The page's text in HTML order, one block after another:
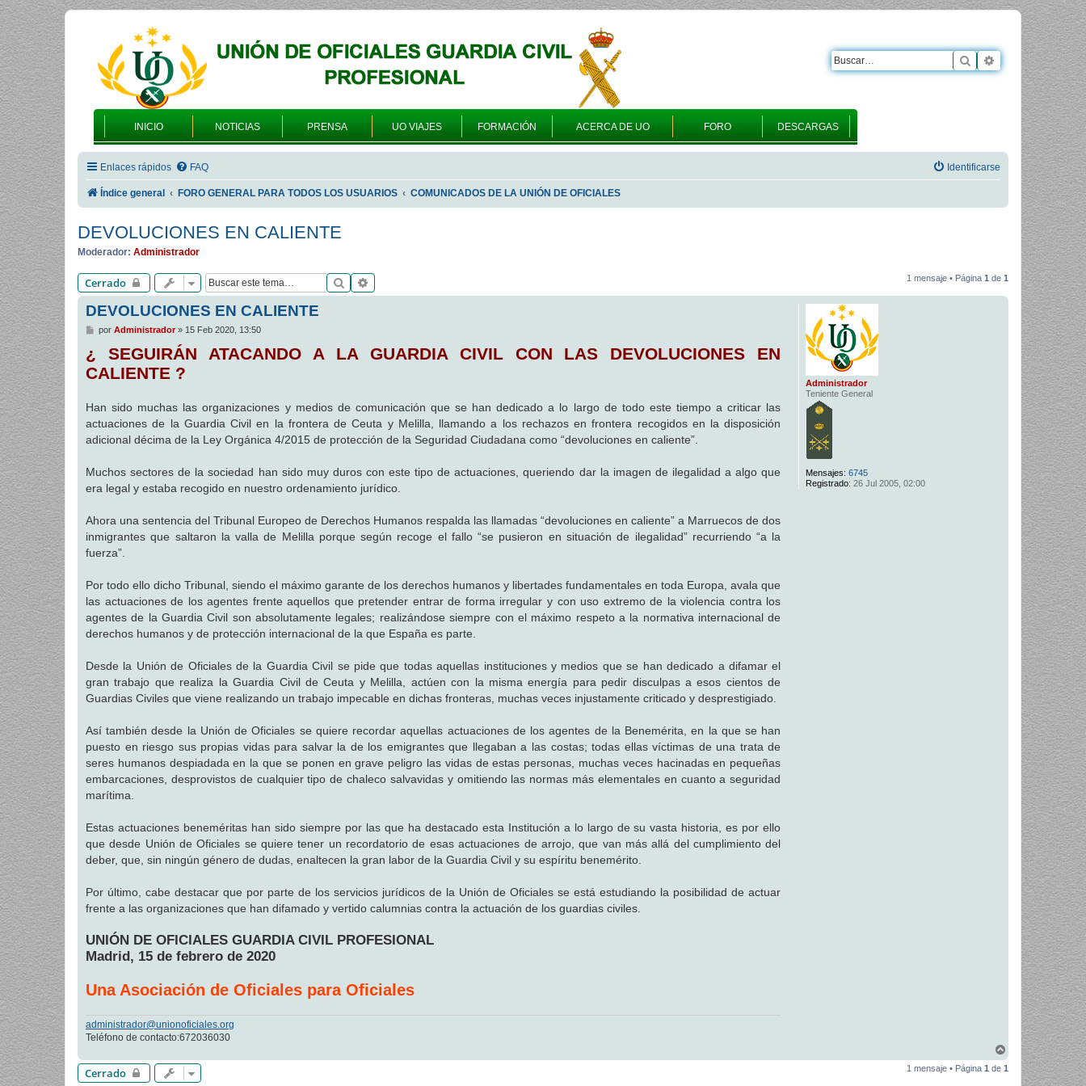
INICIO NOTICIAS PRENSA UO VIAJES FORMACIÓN ACERCA DE UO FORO DESCARGAS
Buscar Búsqueda
Enlaces rápidos FAQ Identificarse
Índice general FORO GENERAL PARA TODOS LOS USUARIOS COMUNICADOS DE LA UNIÓN DE OFICIALES
DEVOLUCIONES EN CALIENTE
Moderador: Administrador
Cerrado Buscar 1 mensaje • Página 1 de 1
Administrador
Teniente General
Mensajes: 6745
Registrado: 26 Jul 2005, 02:00
DEVOLUCIONES EN CALIENTE
M
s
a
j
por Administrador» 15 Feb 2020, 13:50
¿ SEGUIRÁN ATACANDO A LA GUARDIA CIVIL CON LAS DEVOLUCIONES EN
CALIENTE ?
Han sido muchas las organizaciones y medios de comunicación que se han dedicado a lo largo de todo este tiempo a criticar las
actuaciones de la Guardia Civil en la frontera de Ceuta y Melilla, llamando a los rechazos en frontera recogidos en la disposición
adicional décima de la Ley Orgánica 4/2015 de protección de la Seguridad Ciudadana como “devoluciones en caliente”.
Muchos sectores de la sociedad han sido muy duros con este tipo de actuaciones, queriendo dar la imagen de ilegalidad a algo que
era legal y estaba recogido en nuestro ordenamiento jurídico.
Ahora una sentencia del Tribunal Europeo de Derechos Humanos respalda las llamadas “devoluciones en caliente” a Marruecos de dos
inmigrantes que saltaron la valla de Melilla porque según recoge el fallo “se pusieron en situación de ilegalidad” recurriendo “a la
fuerza”.
Por todo ello dicho Tribunal, siendo el máximo garante de los derechos humanos y libertades fundamentales en toda Europa, avala que
las actuaciones de los agentes frente aquellos que pretender entrar de forma irregular y con uso extremo de la violencia contra los
agentes de la Guardia Civil son absolutamente legales; realizándose siempre con el máximo respeto a la normativa internacional de
derechos humanos y de protección internacional de la que España es parte.
Desde la Unión de Oficiales de la Guardia Civil se pide que todas aquellas instituciones y medios que se han dedicado a difamar el
gran trabajo que realiza la Guardia Civil de Ceuta y Melilla, actúen con la misma energía para pedir disculpas a esos cientos de
Guardias Civiles que viene realizando un trabajo impecable en dichas fronteras, muchas veces injustamente criticado y desprestigiado.
Así también desde la Unión de Oficiales se quiere recordar aquellas actuaciones de los agentes de la Benemérita, en la que se han
puesto en riesgo sus propias vidas para salvar la de los emigrantes que llegaban a las costas; todas ellas víctimas de una trata de
seres humanos despiadada en la que se ponen en grave peligro las vidas de estas personas, muchas veces hacinadas en pequeñas
embarcaciones, desprovistos de cualquier tipo de chaleco salvavidas y omitiendo las normas más elementales en cuanto a seguridad
marítima.
Estas actuaciones beneméritas han sido siempre por las que ha destacado esta Institución a lo largo de su vasta historia, es por ello
que desde Unión de Oficiales se quiere tener un recordatorio de esas actuaciones de arrojo, que van más allá del cumplimiento del
deber, que, sin ningún género de dudas, enaltecen la gran labor de la Guardia Civil y su espíritu benemérito.
Por último, cabe destacar que por parte de los servicios jurídicos de la Unión de Oficiales se está estudiando la posibilidad de actuar
frente a las organizaciones que han difamado y vertido calumnias contra la actuación de los guardias civiles.
UNIÓN DE OFICIALES GUARDIA CIVIL PROFESIONAL
Madrid, 15 de febrero de 2020
Una Asociación de Oficiales para Oficiales
administrador@unionoficiales.org
Teléfono de contacto:672036030
r
r
Cerrado 1 mensaje • Página 1 de 1